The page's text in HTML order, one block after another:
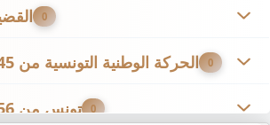
0
الحركة الوطنية التونسية من 1945 إلى 1956 0
تونس من 1956 إلى 1987 0